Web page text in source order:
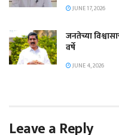
JUNE 17, 2026
जनतेच्या
वर्षे
JUNE 4, 2026
Leave a Reply